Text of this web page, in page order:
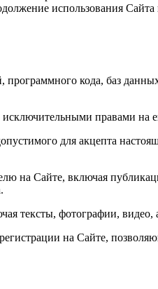
использования
кода, баз
правами на
для акцепта
на Сайте, включая
фотографии, видео,
на Сайте,